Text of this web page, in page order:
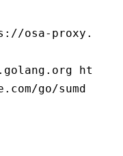
osa-proxy.
ht
go/sumd